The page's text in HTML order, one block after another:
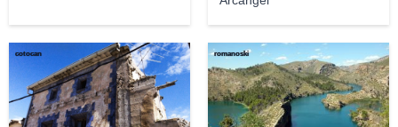
cotocan romanoski